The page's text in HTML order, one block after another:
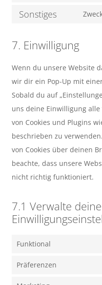
Sonstiges
7. Einwilligung
Wenn du unsere Website
wir dir ein Pop-Up mit
Sobald du auf
uns deine Einwilligung
von Cookies und Plugins
beschrieben zu
von Cookies über deinen
beachte, dass unsere
nicht richtig funktioniert.
7.1 Verwalte deine
Funktional
Präferenzen